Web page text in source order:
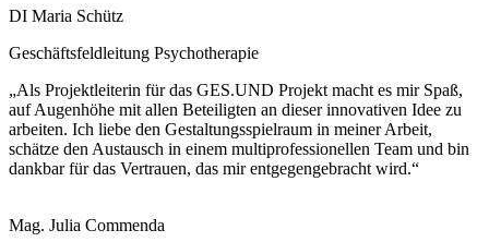
DI Maria Schütz
Geschäftsfeldleitung Psychotherapie
„Als Projektleiterin für das GES.UND Projekt macht es mir Spaß,
auf Augenhöhe mit allen Beteiligten an dieser innovativen Idee zu
arbeiten. Ich liebe den Gestaltungsspielraum in meiner Arbeit,
schätze den Austausch in einem multiprofessionellen Team und bin
dankbar für das Vertrauen, das mir entgegengebracht wird.“
Mag. Julia Commenda